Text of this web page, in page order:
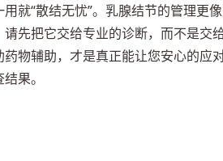
就“散结无忧”。乳腺结节的管理更
先把它交给专业的诊断，而不是交
物辅助，才是真正能让您安心的应
果。